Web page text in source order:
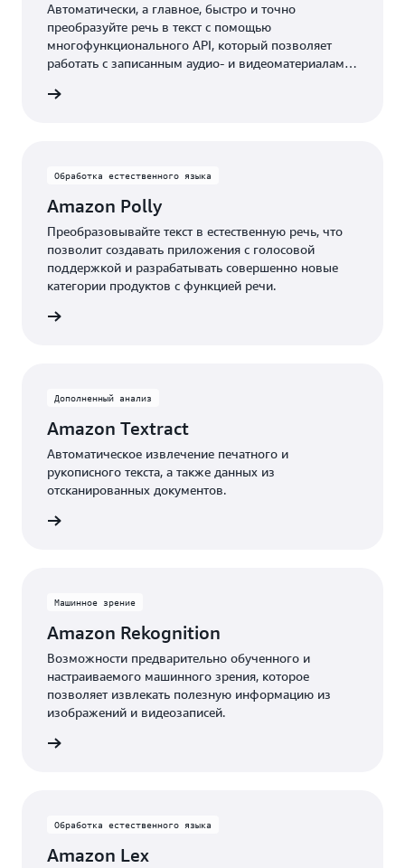
Автоматически, а главное, быстро и точно
преобразуйте речь в текст с помощью
многофункционального API, который позволяет
работать с записанным аудио- и видеоматериалами,
Обработка естественного языка
Amazon Polly
Преобразовывайте текст в естественную речь, что
позволит создавать приложения с голосовой
поддержкой и разрабатывать совершенно новые
категории продуктов с функцией речи.
Дополненный анализ
Amazon Textract
Автоматическое извлечение печатного и
рукописного текста, а также данных из
отсканированных документов.
Машинное зрение
Amazon Rekognition
Возможности предварительно обученного и
настраиваемого машинного зрения, которое
позволяет извлекать полезную информацию из
изображений и видеозаписей.
Обработка естественного языка
Amazon Lex